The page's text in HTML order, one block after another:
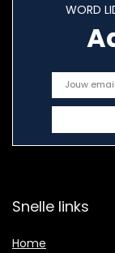
WORD
Snelle links
Home